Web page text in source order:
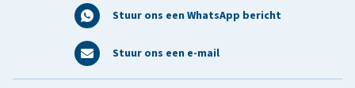
Stuur ons een WhatsApp bericht
Stuur ons een e-mail